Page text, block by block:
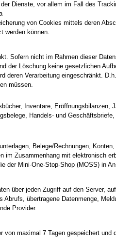
Dienste, vor allem im Fall des
von Cookies mittels deren
werden können.
Sofern nicht im Rahmen dieser
der Löschung keine gesetzlichen
Verarbeitung eingeschränkt.
müssen.
Inventare, Eröffnungsbilanzen,
Handels- und
Belege/Rechnungen,
im Zusammenhang mit elektronisch
der Mini-One-Stop-Shop (MOSS) in
über jeden Zugriff auf den Server,
übertragene Datenmenge,
Provider.
maximal 7 Tagen gespeichert und